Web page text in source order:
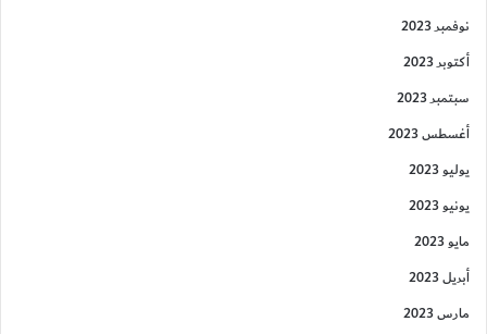
نوفمبر 2023
أكتوبر 2023
سبتمبر 2023
أغسطس 2023
يوليو 2023
يونيو 2023
مايو 2023
أبريل 2023
مارس 2023